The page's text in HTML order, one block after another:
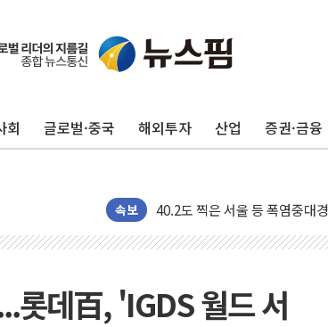
회 글로벌·중국 해외투자 산업 증권·금융
속보
후티 반군, 예멘 정부군과 사
42.5도 역대급 폭염…동물들
경찰, 9월부터 '가족 사건' 못
포스코홀딩스, 포스코인터·DX
40.2도 찍은 서울 등 폭염중
신세계사이먼 '대구 프리미엄
李대통령, 호우 피해 경북 안동
'변기 수리' 집주인에게 흉기
롯데百, 'IGDS 월드 서